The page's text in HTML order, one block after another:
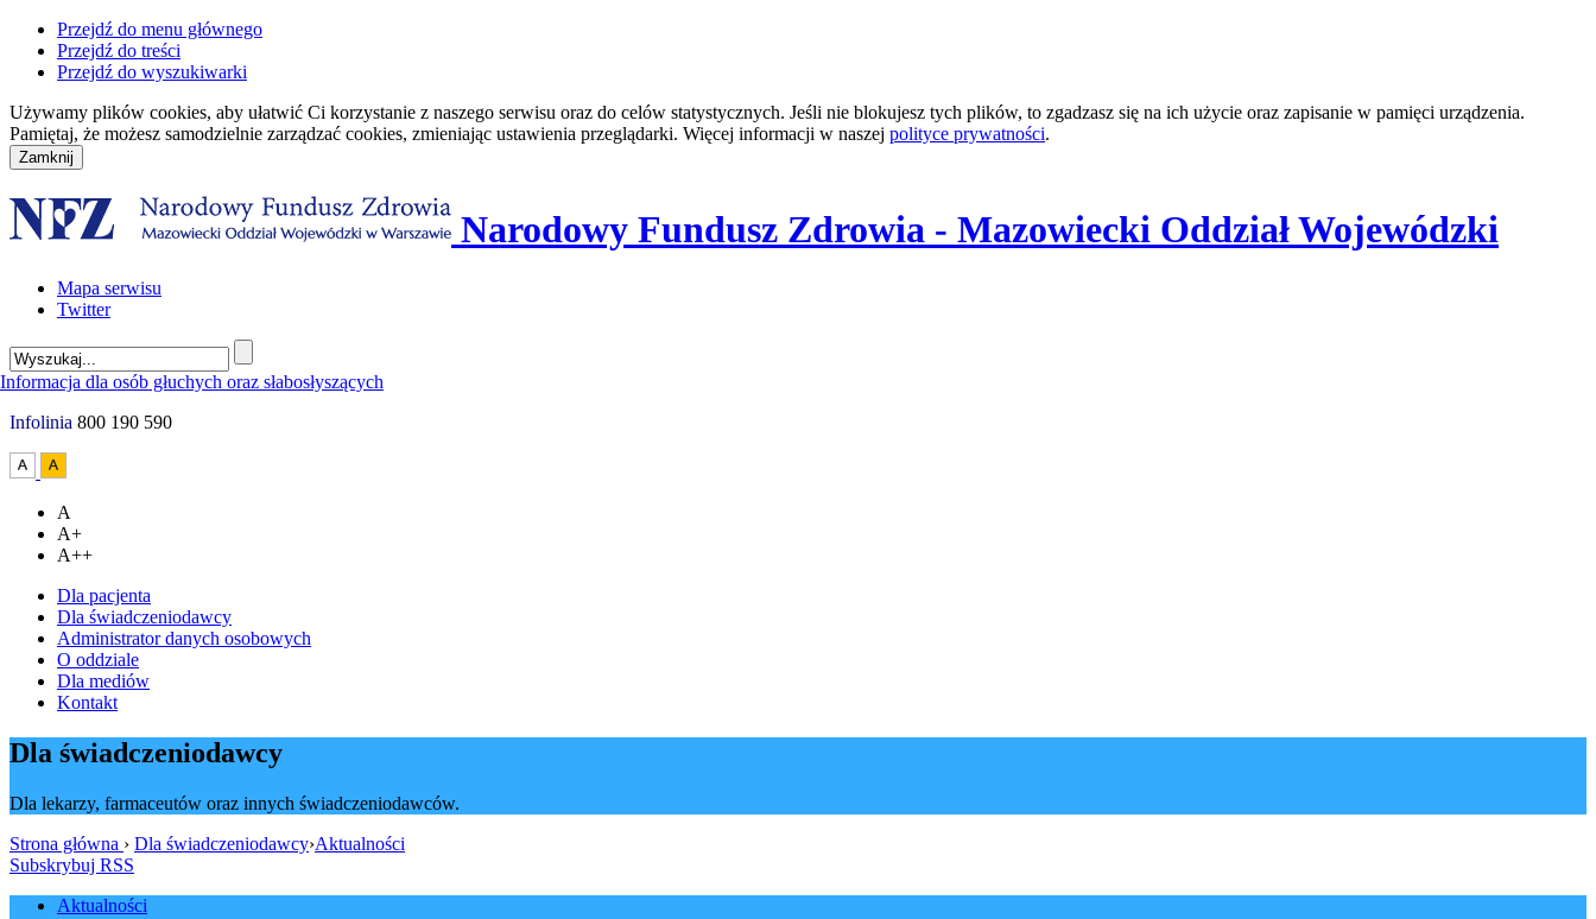
Przejdź do menu głównego
Przejdź do treści
Przejdź do wyszukiwarki
Używamy plików cookies, aby ułatwić Ci korzystanie z naszego serwisu oraz do celów statystycznych. Jeśli nie blokujesz tych plików, to zgadzasz się na ich użycie oraz zapisanie w pamięci urządzenia.
Pamiętaj, że możesz samodzielnie zarządzać cookies, zmieniając ustawienia przeglądarki. Więcej informacji w naszej polityce prywatności.
Narodowy Fundusz Zdrowia - Mazowiecki Oddział Wojewódzki
Mapa serwisu
Twitter
Infolinia 800 190 590
A
A+
A++
Dla pacjenta
Dla świadczeniodawcy
Administrator danych osobowych
O oddziale
Dla mediów
Kontakt
Dla świadczeniodawcy
Dla lekarzy, farmaceutów oraz innych świadczeniodawców.
Strona główna › Dla świadczeniodawcy›Aktualności
Subskrybuj RSS
Aktualności